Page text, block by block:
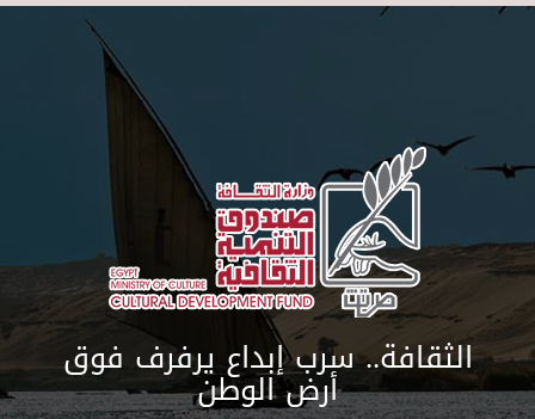
Skip to main content
الثقافة.. سرب إبداع يرفرف فوق
أرض الوطن